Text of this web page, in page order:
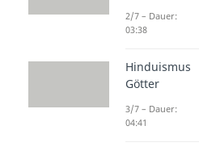
2/7 – Dauer:
03:38
Hinduismus
Götter
3/7 – Dauer:
04:41